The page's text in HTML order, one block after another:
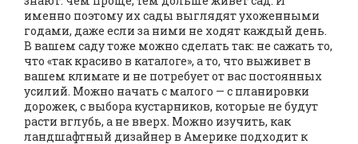
именно поэтому их сады выглядят ухоженными
годами, даже если за ними не ходят каждый день.
В вашем саду тоже можно сделать так: не сажать то,
что «так красиво в каталоге», а то, что выживет в
вашем климате и не потребует от вас постоянных
усилий. Можно начать с малого — с планировки
дорожек, с выбора кустарников, которые не будут
расти вглубь, а не вверх. Можно изучить, как
ландшафтный дизайнер в Америке подходит к